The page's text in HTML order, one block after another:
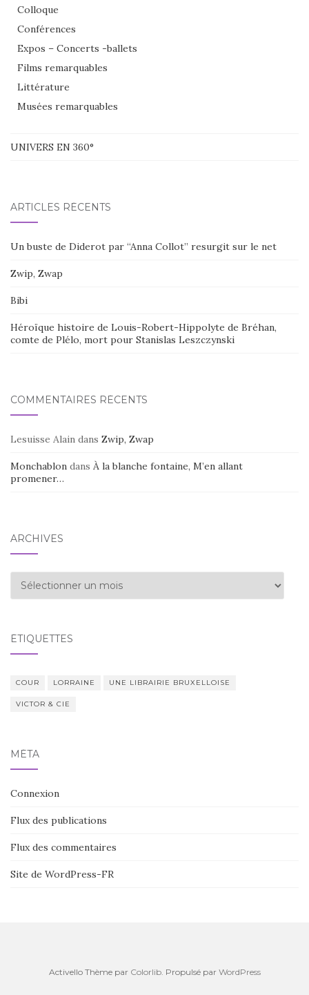
Colloque
Conférences
Expos – Concerts -ballets
Films remarquables
Littérature
Musées remarquables
UNIVERS EN 360°
ARTICLES RÉCENTS
Un buste de Diderot par “Anna Collot” resurgit sur le net
Zwip, Zwap
Bibi
Héroïque histoire de Louis-Robert-Hippolyte de Bréhan,
comte de Plélo, mort pour Stanislas Leszczynski
COMMENTAIRES RÉCENTS
Lesuisse Alain dans Zwip, Zwap
Monchablon dans À la blanche fontaine, M’en allant
promener…
ARCHIVES
Archives
ÉTIQUETTES
COUR LORRAINE UNE LIBRAIRIE BRUXELLOISE
VICTOR & CIE
MÉTA
Connexion
Flux des publications
Flux des commentaires
Site de WordPress-FR
Activello Thème par Colorlib. Propulsé par WordPress